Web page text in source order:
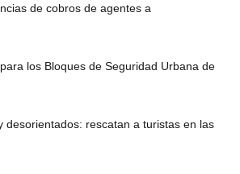
de cobros de agentes a
los Bloques de Seguridad Urbana de
desorientados: rescatan a turistas en las